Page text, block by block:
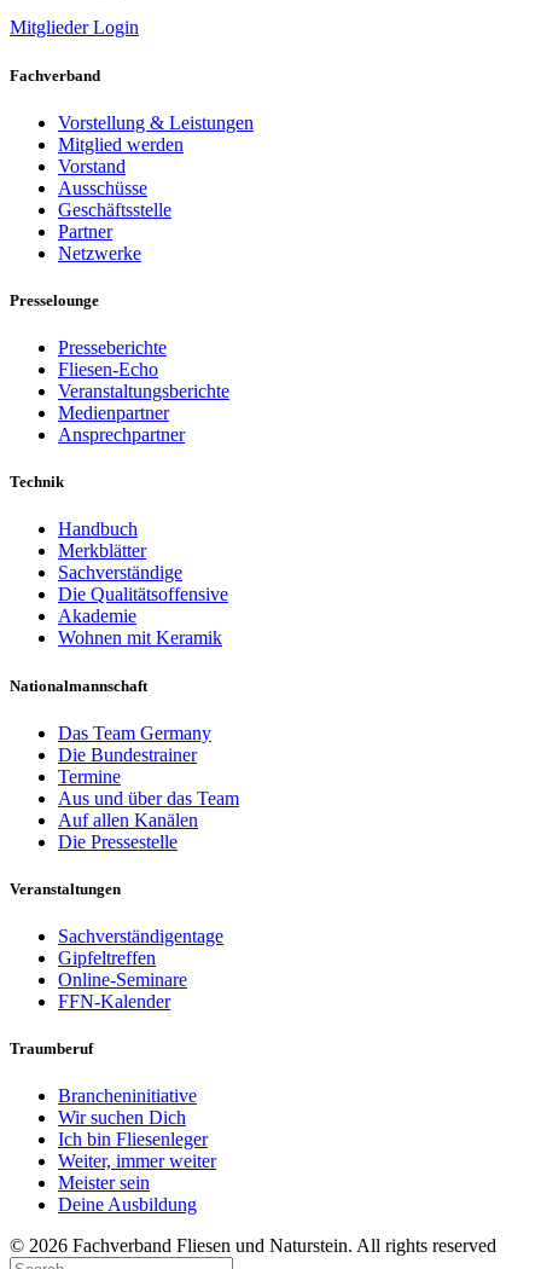
Mitglieder Login
Fachverband
Vorstellung & Leistungen
Mitglied werden
Vorstand
Ausschüsse
Geschäftsstelle
Partner
Netzwerke
Presselounge
Presseberichte
Fliesen-Echo
Veranstaltungsberichte
Medienpartner
Ansprechpartner
Technik
Handbuch
Merkblätter
Sachverständige
Die Qualitätsoffensive
Akademie
Wohnen mit Keramik
Nationalmannschaft
Das Team Germany
Die Bundestrainer
Termine
Aus und über das Team
Auf allen Kanälen
Die Pressestelle
Veranstaltungen
Sachverständigentage
Gipfeltreffen
Online-Seminare
FFN-Kalender
Traumberuf
Brancheninitiative
Wir suchen Dich
Ich bin Fliesenleger
Weiter, immer weiter
Meister sein
Deine Ausbildung
© 2026 Fachverband Fliesen und Naturstein. All rights reserved